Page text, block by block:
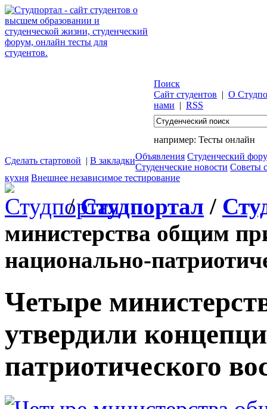
Поиск
Сайт студентов | О
нами | RSS
например: Тесты онлайн
Сделать стартовой | В закладкиОбъявления Студенческий
Студенческие новости Советы
кухня Внешнее независимое тестирование
/Студпортал /
министерства общим
национально-
Четыре
утвердили
патриотического